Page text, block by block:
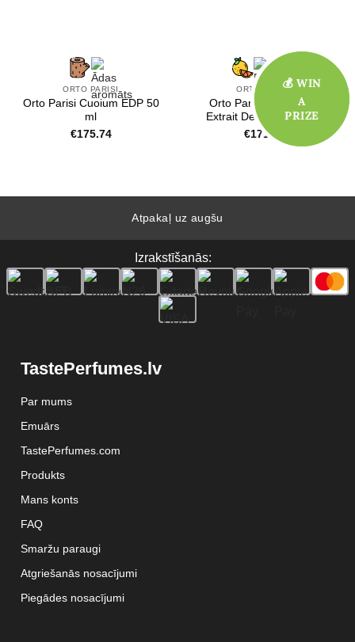
ORTO PARISI
Orto Parisi Cuoium EDP 50
ml
€175.74
ORTO PARISI
Orto Parisi Megamare
Extrait De Parfum 50ml
€171.03
Atpakaļ uz augšu
Izrakstīšanās:
TastePerfumes.lv
Par mums
Emuārs
TastePerfumes.com
Produkts
Mans konts
FAQ
Smaržu paraugi
Atgriešanās nosacījumi
Piegādes nosacījumi
💰 WIN
A
PRIZE
💰 WIN
A
PRIZE